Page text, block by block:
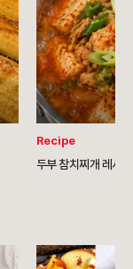
Recipe
두부 참치찌개 레시피